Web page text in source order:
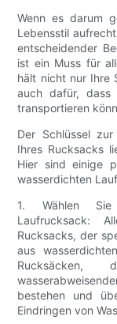
Wenn es darum
Lebensstil
entscheidender
ist ein Muss für
hält nicht nur Ihre
auch dafür, dass
transportieren
Der Schlüssel
Ihres Rucksacks
Hier sind einige
wasserdichten
1. Wählen Sie
Laufrucksack:
Rucksacks, der
aus
Rucksäcken,
bestehen und
Eindringen von